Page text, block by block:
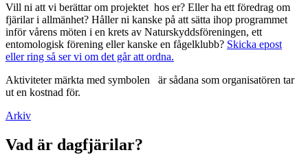
Vill ni att vi berättar om projektet hos er? Eller ha ett föredrag om
fjärilar i allmänhet? Håller ni kanske på att sätta ihop programmet
inför vårens möten i en krets av Naturskyddsföreningen, ett
entomologisk förening eller kanske en fågelklubb? Skicka epost
eller ring så ser vi om det går att ordna.
Aktiviteter märkta med symbolen
är sådana som organisatören tar
ut en kostnad för.
Arkiv
Vad är dagfjärilar?